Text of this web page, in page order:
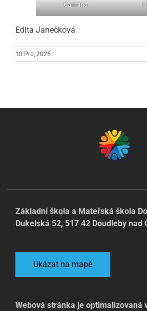
Carmina
Edita Janečková
10.Pro, 2025
Základní škola a Mateřská škola
Dukelská 52, 517 42 Doudleby nad
Ukázat na mapě
Webová stránka je optimalizovaná